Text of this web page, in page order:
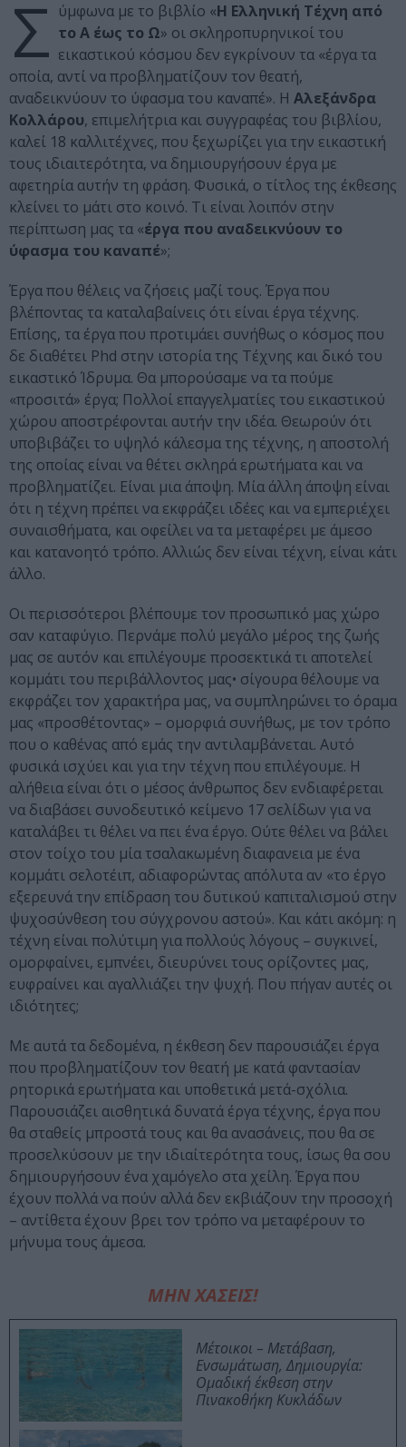
Σ ύμφωνα με το βιβλίο «Η Ελληνική Τέχνη από
το Α έως το Ω» οι σκληροπυρηνικοί του
εικαστικού κόσμου δεν εγκρίνουν τα «έργα τα
οποία, αντί να προβληματίζουν τον θεατή,
αναδεικνύουν το ύφασμα του καναπέ». Η Αλεξάνδρα
Κολλάρου, επιμελήτρια και συγγραφέας του βιβλίου,
καλεί 18 καλλιτέχνες, που ξεχωρίζει για την εικαστική
τους ιδιαιτερότητα, να δημιουργήσουν έργα με
αφετηρία αυτήν τη φράση. Φυσικά, ο τίτλος της έκθεσης
κλείνει το μάτι στο κοινό. Τι είναι λοιπόν στην
περίπτωση μας τα «έργα που αναδεικνύουν το
ύφασμα του καναπέ»;
Έργα που θέλεις να ζήσεις μαζί τους. Έργα που
βλέποντας τα καταλαβαίνεις ότι είναι έργα τέχνης.
Επίσης, τα έργα που προτιμάει συνήθως ο κόσμος που
δε διαθέτει Phd στην ιστορία της Τέχνης και δικό του
εικαστικό Ίδρυμα. Θα μπορούσαμε να τα πούμε
«προσιτά» έργα; Πολλοί επαγγελματίες του εικαστικού
χώρου αποστρέφονται αυτήν την ιδέα. Θεωρούν ότι
υποβιβάζει το υψηλό κάλεσμα της τέχνης, η αποστολή
της οποίας είναι να θέτει σκληρά ερωτήματα και να
προβληματίζει. Είναι μια άποψη. Μία άλλη άποψη είναι
ότι η τέχνη πρέπει να εκφράζει ιδέες και να εμπεριέχει
συναισθήματα, και οφείλει να τα μεταφέρει με άμεσο
και κατανοητό τρόπο. Αλλιώς δεν είναι τέχνη, είναι κάτι
άλλο.
Οι περισσότεροι βλέπουμε τον προσωπικό μας χώρο
σαν καταφύγιο. Περνάμε πολύ μεγάλο μέρος της ζωής
μας σε αυτόν και επιλέγουμε προσεκτικά τι αποτελεί
κομμάτι του περιβάλλοντος μας• σίγουρα θέλουμε να
εκφράζει τον χαρακτήρα μας, να συμπληρώνει το όραμα
μας «προσθέτοντας» – ομορφιά συνήθως, με τον τρόπο
που ο καθένας από εμάς την αντιλαμβάνεται. Αυτό
φυσικά ισχύει και για την τέχνη που επιλέγουμε. Η
αλήθεια είναι ότι ο μέσος άνθρωπος δεν ενδιαφέρεται
να διαβάσει συνοδευτικό κείμενο 17 σελίδων για να
καταλάβει τι θέλει να πει ένα έργο. Ούτε θέλει να βάλει
στον τοίχο του μία τσαλακωμένη διαφανεια με ένα
κομμάτι σελοτέιπ, αδιαφορώντας απόλυτα αν «το έργο
εξερευνά την επίδραση του δυτικού καπιταλισμού στην
ψυχοσύνθεση του σύγχρονου αστού». Και κάτι ακόμη: η
τέχνη είναι πολύτιμη για πολλούς λόγους – συγκινεί,
ομορφαίνει, εμπνέει, διευρύνει τους ορίζοντες μας,
ευφραίνει και αγαλλιάζει την ψυχή. Που πήγαν αυτές οι
ιδιότητες;
Με αυτά τα δεδομένα, η έκθεση δεν παρουσιάζει έργα
που προβληματίζουν τον θεατή με κατά φαντασίαν
ρητορικά ερωτήματα και υποθετικά μετά-σχόλια.
Παρουσιάζει αισθητικά δυνατά έργα τέχνης, έργα που
θα σταθείς μπροστά τους και θα ανασάνεις, που θα σε
προσελκύσουν με την ιδιαίτερότητα τους, ίσως θα σου
δημιουργήσουν ένα χαμόγελο στα χείλη. Έργα που
έχουν πολλά να πούν αλλά δεν εκβιάζουν την προσοχή
– αντίθετα έχουν βρει τον τρόπο να μεταφέρουν το
μήνυμα τους άμεσα.
ΜΗΝ ΧΑΣΕΙΣ!
Μέτοικοι – Μετάβαση,
Ενσωμάτωση, Δημιουργία:
Ομαδική έκθεση στην
Πινακοθήκη Κυκλάδων